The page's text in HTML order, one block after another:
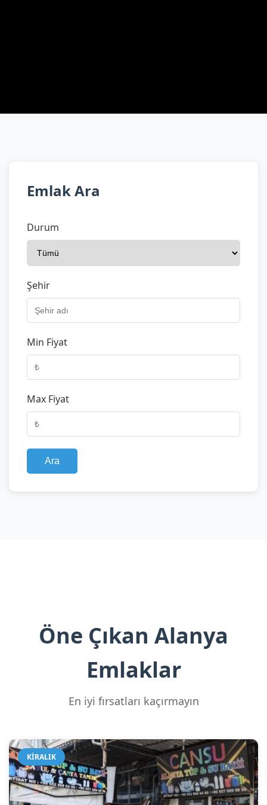
Emlak Ara
Durum
Şehir
Min Fiyat
Max Fiyat
Ara
Öne Çıkan Alanya
Emlaklar
En iyi fırsatları kaçırmayın
KIRALIK